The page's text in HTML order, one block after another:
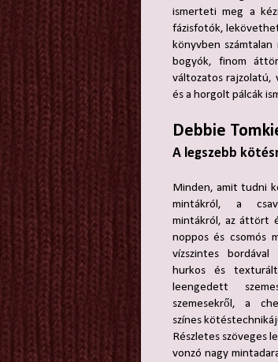
ismerteti meg a
fázisfotók,
könyvben
bogyók, finom
változatos rajzolatú,
és a horgolt pálcák
Debbie
A legszebb
Minden, amit tudni
mintákról, a
mintákról, az áttört
noppos és csomós
vízszintes
hurkos és
leengedett
szemesekről, a
színes
Részletes szöveges
vonzó nagy